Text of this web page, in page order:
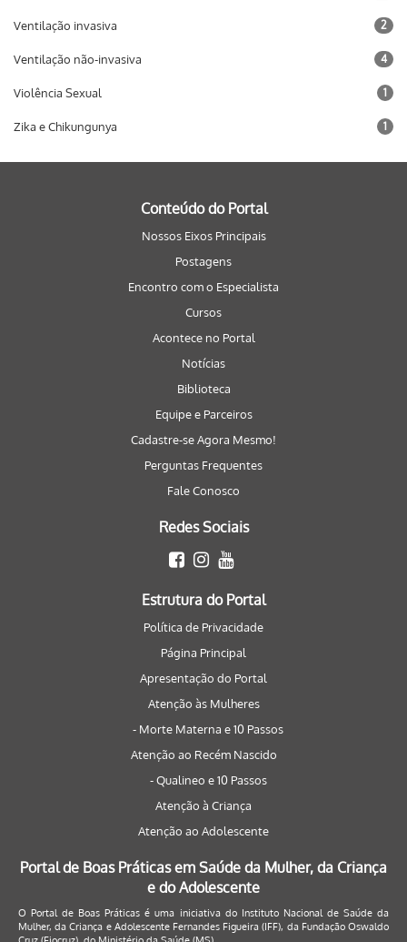
Ventilação invasiva 2
Ventilação não-invasiva 4
Violência Sexual 1
Zika e Chikungunya 1
Conteúdo do Portal
Nossos Eixos Principais
Postagens
Encontro com o Especialista
Cursos
Acontece no Portal
Notícias
Biblioteca
Equipe e Parceiros
Cadastre-se Agora Mesmo!
Perguntas Frequentes
Fale Conosco
Redes Sociais
Estrutura do Portal
Política de Privacidade
Página Principal
Apresentação do Portal
Atenção às Mulheres
- Morte Materna e 10 Passos
Atenção ao Recém Nascido
- Qualineo e 10 Passos
Atenção à Criança
Atenção ao Adolescente
Portal de Boas Práticas em Saúde da Mulher, da Criança
e do Adolescente
O Portal de Boas Práticas é uma iniciativa do Instituto Nacional de Saúde da
Mulher, da Criança e Adolescente Fernandes Figueira (IFF), da Fundação Oswaldo